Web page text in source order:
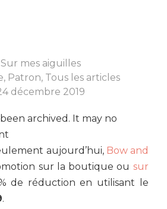
Sur mes aiguilles
, Patron, Tous les articles
décembre 2019
archived. It may no
aujourd’hui, Bow and
sur la boutique ou sur
de réduction en utilisant le
.